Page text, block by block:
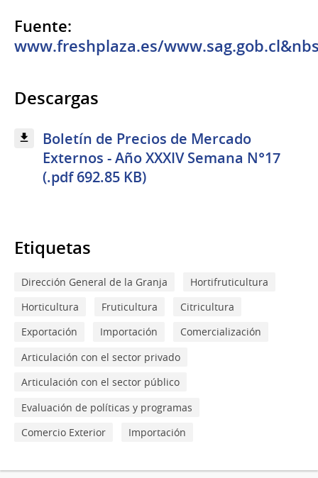
Fuente:
www.freshplaza.es/
Descargas
Boletín de Precios de Mercado
Externos - Año XXXIV Semana N°17
(.pdf 692.85 KB)
Etiquetas
Dirección General de la Granja
Hortifruticultura
Horticultura
Fruticultura
Citricultura
Exportación
Importación
Comercialización
Articulación con el sector privado
Articulación con el sector público
Evaluación de políticas y programas
Comercio Exterior
Importación